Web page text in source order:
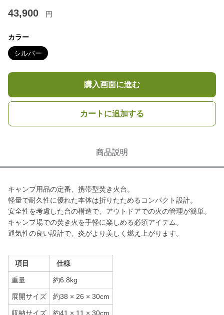
43,900 円
カラー
シルバー
購入画面に進む
カートに追加する
商品説明
キャンプ用品の定番、携帯型焚き火台。
軽量で耐久性に優れた本体は折りたためるコンパクト設計。
安全性を考慮した台の構造で、アウトドアでの火の管理が簡単。
キャンプ場での焚き火を手軽に楽しめる必須アイテム。
通気性の良い設計で、炎がより美しく燃え上がります。
項目 仕様
重量 約6.8kg
展開サイズ 約38 × 26 × 30cm
収納サイズ 約41 × 11 × 30cm